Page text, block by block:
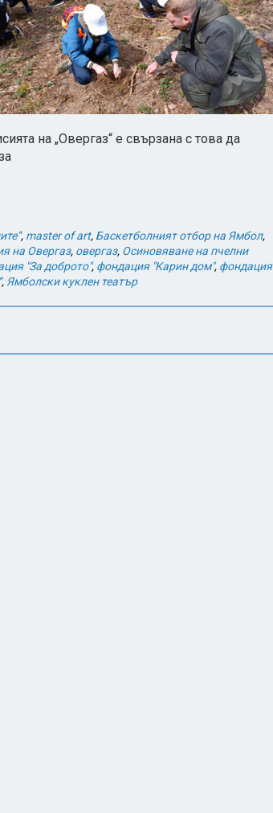
на „Овергаз“ е свързана с това да
, master of art, Баскетболният отбор на Ямбол,
на Овергаз, овергаз, Осиновяване на пчелни
"За доброто", фондация "Карин дом", фондация
, Ямболски куклен театър